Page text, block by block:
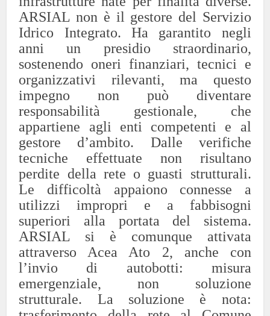
ARSIAL non è il gestore del Servizio
Idrico Integrato. Ha garantito negli
anni un presidio straordinario,
sostenendo oneri finanziari, tecnici e
organizzativi rilevanti, ma questo
impegno non può diventare
responsabilità gestionale, che
appartiene agli enti competenti e al
gestore d’ambito. Dalle verifiche
tecniche effettuate non risultano
perdite della rete o guasti strutturali.
Le difficoltà appaiono connesse a
utilizzi impropri e a fabbisogni
superiori alla portata del sistema.
ARSIAL si è comunque attivata
attraverso Acea Ato 2, anche con
l’invio di autobotti: misura
emergenziale, non soluzione
strutturale. La soluzione è nota: